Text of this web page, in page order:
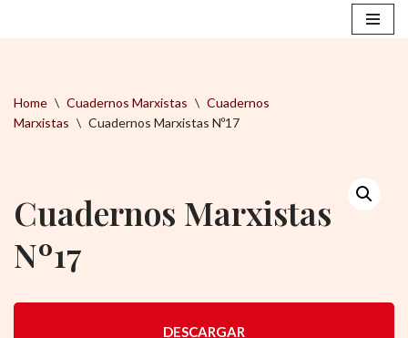
Home \ Cuadernos Marxistas \ Cuadernos
Marxistas \ Cuadernos Marxistas Nº17
Cuadernos Marxistas
Nº17
DESCARGAR